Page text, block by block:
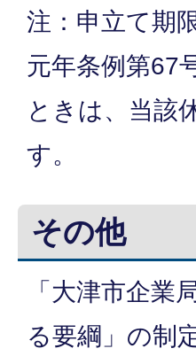
注：申立て期
元年条例第67
ときは、当該
す。
その他
「大津市企業
る要綱」の制